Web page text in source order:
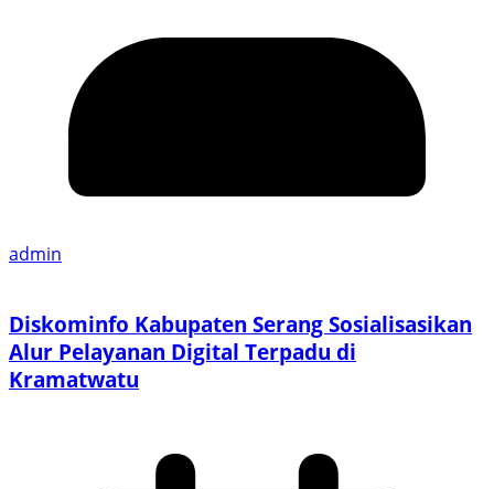
admin
Diskominfo Kabupaten Serang Sosialisasikan
Alur Pelayanan Digital Terpadu di
Kramatwatu